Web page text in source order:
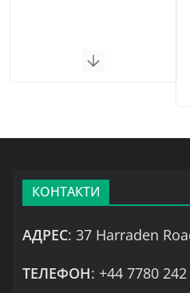
КОНТАКТИ
АДРЕС: 37 Harraden
ТЕЛЕФОН: +44 7780